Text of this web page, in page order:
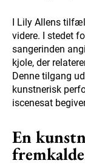
I Lily Allens
videre. I stedet
sangerinden
kjole, der
Denne tilgang
kunstnerisk
iscenesat
En